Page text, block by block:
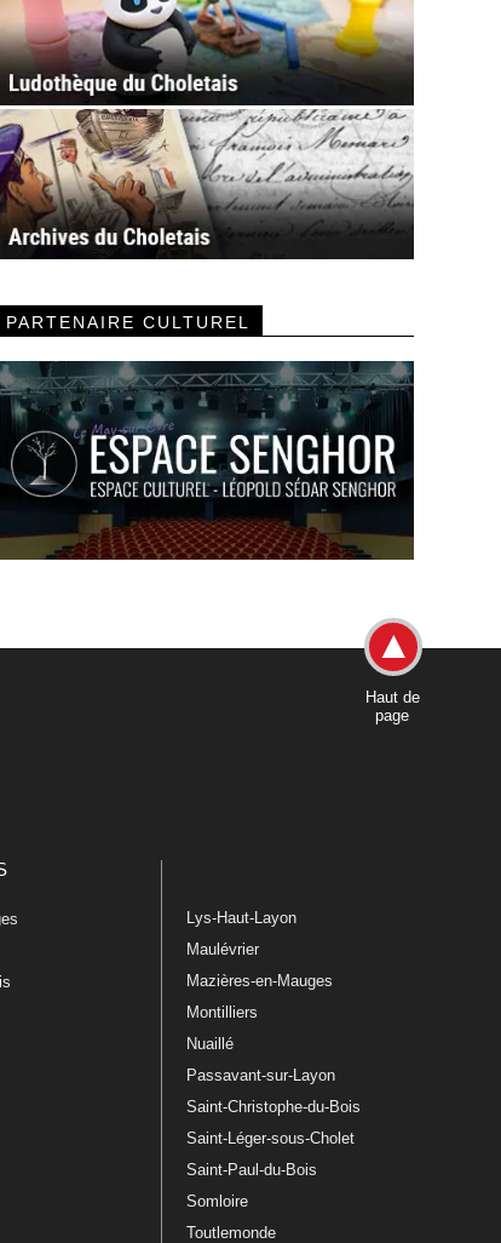
PARTENAIRE CULTUREL
Haut de
page
Lys-Haut-Layon
Maulévrier
Mazières-en-Mauges
Montilliers
Nuaillé
Passavant-sur-Layon
Saint-Christophe-du-Bois
Saint-Léger-sous-Cholet
Saint-Paul-du-Bois
Somloire
Toutlemonde